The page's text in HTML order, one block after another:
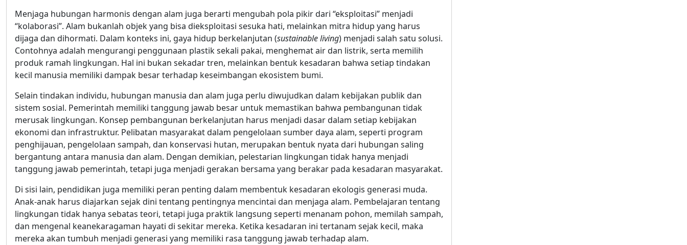
Menjaga hubungan harmonis dengan alam juga berarti mengubah pola pikir dari “eksploitasi” menjadi
“kolaborasi”. Alam bukanlah objek yang bisa dieksploitasi sesuka hati, melainkan mitra hidup yang harus
dijaga dan dihormati. Dalam konteks ini, gaya hidup berkelanjutan (sustainable living) menjadi salah satu solusi.
Contohnya adalah mengurangi penggunaan plastik sekali pakai, menghemat air dan listrik, serta memilih
produk ramah lingkungan. Hal ini bukan sekadar tren, melainkan bentuk kesadaran bahwa setiap tindakan
kecil manusia memiliki dampak besar terhadap keseimbangan ekosistem bumi.
Selain tindakan individu, hubungan manusia dan alam juga perlu diwujudkan dalam kebijakan publik dan
sistem sosial. Pemerintah memiliki tanggung jawab besar untuk memastikan bahwa pembangunan tidak
merusak lingkungan. Konsep pembangunan berkelanjutan harus menjadi dasar dalam setiap kebijakan
ekonomi dan infrastruktur. Pelibatan masyarakat dalam pengelolaan sumber daya alam, seperti program
penghijauan, pengelolaan sampah, dan konservasi hutan, merupakan bentuk nyata dari hubungan saling
bergantung antara manusia dan alam. Dengan demikian, pelestarian lingkungan tidak hanya menjadi
tanggung jawab pemerintah, tetapi juga menjadi gerakan bersama yang berakar pada kesadaran masyarakat.
Di sisi lain, pendidikan juga memiliki peran penting dalam membentuk kesadaran ekologis generasi muda.
Anak-anak harus diajarkan sejak dini tentang pentingnya mencintai dan menjaga alam. Pembelajaran tentang
lingkungan tidak hanya sebatas teori, tetapi juga praktik langsung seperti menanam pohon, memilah sampah,
dan mengenal keanekaragaman hayati di sekitar mereka. Ketika kesadaran ini tertanam sejak kecil, maka
mereka akan tumbuh menjadi generasi yang memiliki rasa tanggung jawab terhadap alam.